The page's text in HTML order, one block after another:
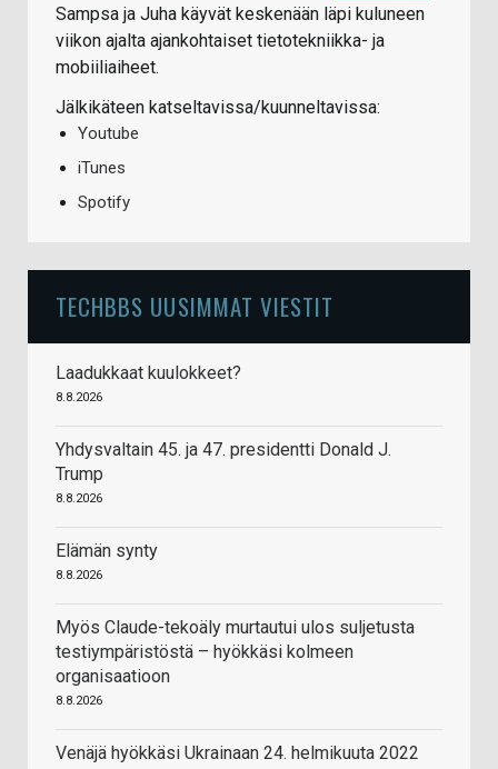
Sampsa ja Juha käyvät keskenään läpi kuluneen
viikon ajalta ajankohtaiset tietotekniikka- ja
mobiiliaiheet.
Jälkikäteen katseltavissa/kuunneltavissa:
Youtube
iTunes
Spotify
TECHBBS UUSIMMAT VIESTIT
Laadukkaat kuulokkeet?
8.8.2026
Yhdysvaltain 45. ja 47. presidentti Donald J.
Trump
8.8.2026
Elämän synty
8.8.2026
Myös Claude-tekoäly murtautui ulos suljetusta
testiympäristöstä – hyökkäsi kolmeen
organisaatioon
8.8.2026
Venäjä hyökkäsi Ukrainaan 24. helmikuuta 2022